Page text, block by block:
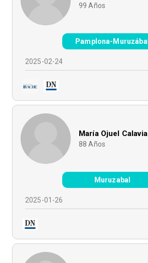
99 Años
Pamplona-Muruzábal
2025-02-24
María Ojuel Calavia
88 Años
Muruzabal
2025-01-26